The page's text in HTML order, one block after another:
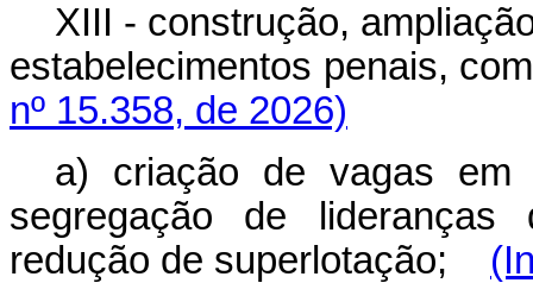
XIII - construção,
estabelecimentos penais,
nº 15.358, de 2026)
a) criação de vagas em
segregação de
redução de superlotação;